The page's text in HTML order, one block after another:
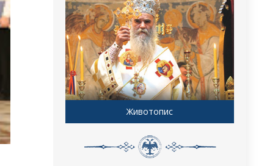
Животопис